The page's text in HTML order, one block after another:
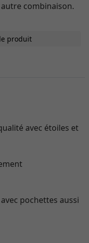
combinaison.
produit
avec étoiles et
pochettes aussi